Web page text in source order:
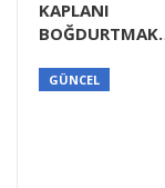
KAPLANI
GÜNCEL